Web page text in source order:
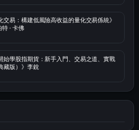
交易：構建低風險高收益的量化交易係統》
· 卡佛
始學股指期貨：新手入門、交易之道、實戰
藏版）》李銳